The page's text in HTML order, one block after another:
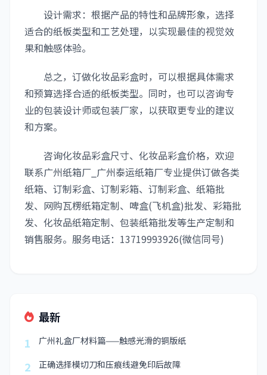
设计需求：根据产品的特性和品牌形象，选择
适合的纸板类型和工艺处理，以实现最佳的视觉效
果和触感体验。
总之，订做化妆品彩盒时，可以根据具体需求
和预算选择合适的纸板类型。同时，也可以咨询专
业的包装设计师或包装厂家，以获取更专业的建议
和方案。
咨询化妆品彩盒尺寸、化妆品彩盒价格，欢迎
联系广州纸箱厂_广州泰运纸箱厂专业提供订做各类
纸箱、订制彩盒、订制彩箱、订制彩盒、纸箱批
发、网购瓦楞纸箱定制、啤盒(飞机盒)批发、彩箱批
发、化妆品纸箱定制、包装纸箱批发等生产定制和
销售服务。服务电话：13719993926(微信同号)
最新
1
广州礼盒厂材料篇——触感光滑的铜版纸
2 正确选择模切刀和压痕线避免印后故障